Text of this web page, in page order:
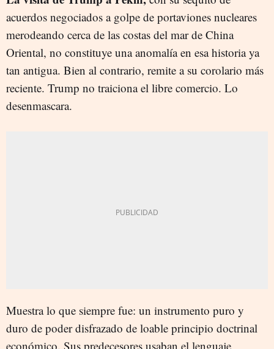
acuerdos negociados a golpe de portaviones nucleares
merodeando cerca de las costas del mar de China
Oriental, no constituye una anomalía en esa historia ya
tan antigua. Bien al contrario, remite a su corolario más
reciente. Trump no traiciona el libre comercio. Lo
desenmascara.
Muestra lo que siempre fue: un instrumento puro y
duro de poder disfrazado de loable principio doctrinal
económico. Sus predecesores usaban el lenguaje